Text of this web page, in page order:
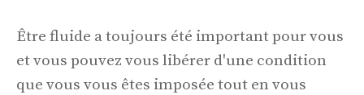
Être fluide a toujours été important pour vous
et vous pouvez vous libérer d'une condition
que vous vous êtes imposée tout en vous